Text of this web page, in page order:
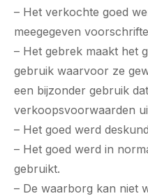
– Het verkochte goed
meegegeven
– Het gebrek maakt het
gebruik waarvoor ze
een bijzonder gebruik
verkoopsvoorwaarden
– Het goed werd
– Het goed werd in
gebruikt.
– De waarborg kan niet